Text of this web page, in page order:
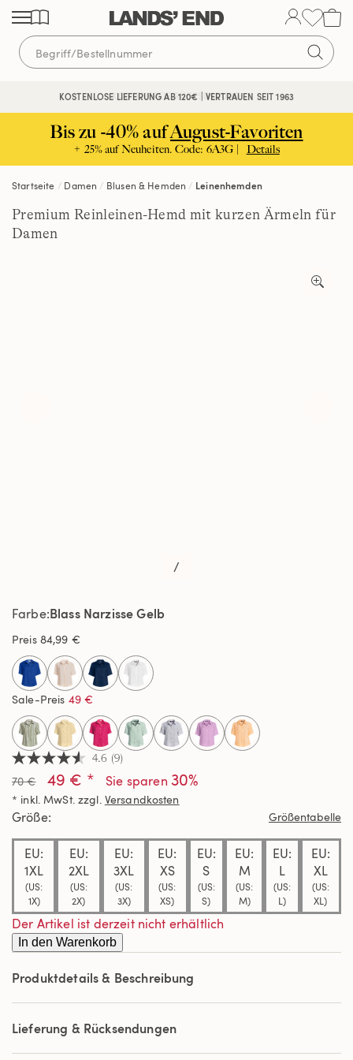
Direkt
zum
Inhalt
Direkt
zur
Navigation
Direkt
zur
Suche
KOSTENLOSE LIEFERUNG AB 120€ | VERTRAUEN SEIT 1963
KOSTENFREIE RÜCKSENDUNG
Bis zu -40% aufAugust-Favoriten
+ 25% auf Neuheiten. Code: 6A3G | Details
Startseite Damen Blusen & Hemden Leinenhemden
Premium Reinleinen-Hemd mit kurzen Ärmeln für
Damen
/
4.6
von
5
Sternen,
Durchschnittswert
Bewertung.
Read
Reviews.
Link
auf
derselben
Seite.
4.6 (9)
70 € 49 € * Sie sparen 30%
* inkl. MwSt. zzgl. Versandkosten
Farbe Blass Narzisse Gelb
Preis 84,99 €
Sale-Preis 49 €
selected
Größe Größentabelle
EU:
1XL
(US:
1X)
EU:
2XL
(US:
2X)
EU:
3XL
(US:
3X)
EU:
XS
(US:
XS)
EU:
S
(US:
S)
EU:
M
(US:
M)
EU:
L
(US:
L)
EU:
XL
(US:
XL)
Der Artikel ist derzeit nicht erhältlich
In den Warenkorb
Produktdetails & Beschreibung
Lieferung & Rücksendungen